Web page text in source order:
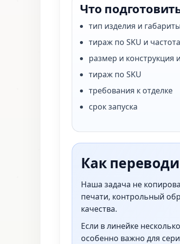
Что
тип изделия и
тираж по SKU и
размер и конструкция
тираж по SKU
требования к отделке
срок запуска
Как
Наша задача не
печати, контрольный
качества.
Если в линейке
особенно важно для